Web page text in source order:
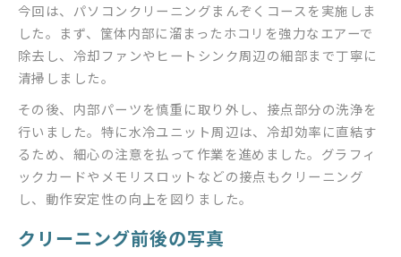
今回は、パソコンクリーニングまんぞくコースを実施しま
した。まず、筐体内部に溜まったホコリを強力なエアーで
除去し、冷却ファンやヒートシンク周辺の細部まで丁寧に
清掃しました。
その後、内部パーツを慎重に取り外し、接点部分の洗浄を
行いました。特に水冷ユニット周辺は、冷却効率に直結す
るため、細心の注意を払って作業を進めました。グラフィ
ックカードやメモリスロットなどの接点もクリーニング
し、動作安定性の向上を図りました。
クリーニング前後の写真